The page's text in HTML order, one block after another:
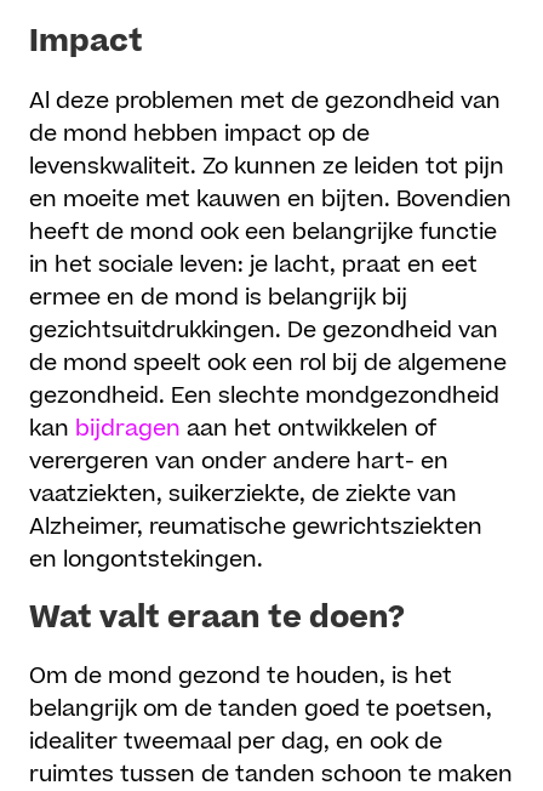
Impact
Al deze problemen met de gezondheid van
de mond hebben impact op de
levenskwaliteit. Zo kunnen ze leiden tot pijn
en moeite met kauwen en bijten. Bovendien
heeft de mond ook een belangrijke functie
in het sociale leven: je lacht, praat en eet
ermee en de mond is belangrijk bij
gezichtsuitdrukkingen. De gezondheid van
de mond speelt ook een rol bij de algemene
gezondheid. Een slechte mondgezondheid
kan bijdragen aan het ontwikkelen of
verergeren van onder andere hart- en
vaatziekten, suikerziekte, de ziekte van
Alzheimer, reumatische gewrichtsziekten
en longontstekingen.
Wat valt eraan te doen?
Om de mond gezond te houden, is het
belangrijk om de tanden goed te poetsen,
idealiter tweemaal per dag, en ook de
ruimtes tussen de tanden schoon te maken